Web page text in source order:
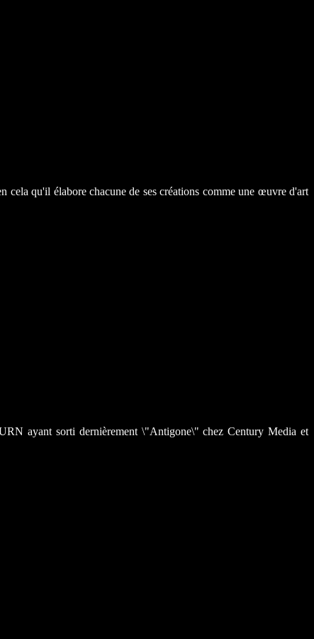
cela qu'il élabore chacune de ses créations comme une œuvre d'art
ayant sorti dernièrement \"Antigone\" chez Century Media et